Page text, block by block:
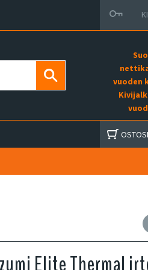
vuoden
Elite Thermal